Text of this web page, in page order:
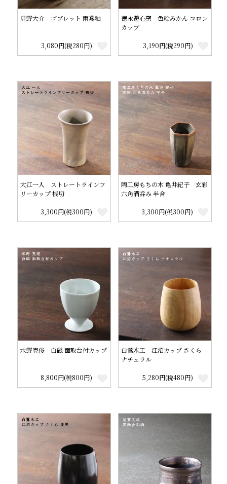
見野大介 ゴブレット 雨燕釉
3,080円(税280円)
徳永遊心窯 色絵みかん コロン
カップ
3,190円(税290円)
大江一人 ストレートラインフ
リーカップ 桟切
3,300円(税300円)
陶工房もちの木 亀井紀子 玄彩
六角酒呑み 半合
3,300円(税300円)
水野克俊 白磁 面取台付カップ
8,800円(税800円)
白鷺木工 江沼カップ さくら
ナチュラル
5,280円(税480円)